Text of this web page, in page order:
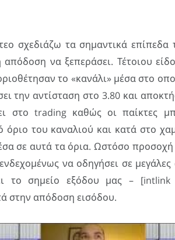
σχεδιάζω τα σημαντικά
να ξεπεράσει. Τέτοιου
το «κανάλι» μέσα στο
την αντίσταση στο 3.80 και
στο trading καθώς οι παίκτες
του καναλιού και κατά στο
σε αυτά τα όρια. Ωστόσο προσοχή
να οδηγήσει σε μεγάλες
το σημείο εξόδου μας – [intlink
στην απόδοση εισόδου.